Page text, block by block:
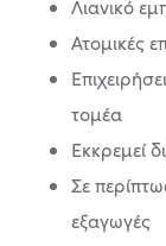
Λιανικό
Ατομικές
τομέα
Εκκρεμεί
Σε
εξαγωγές